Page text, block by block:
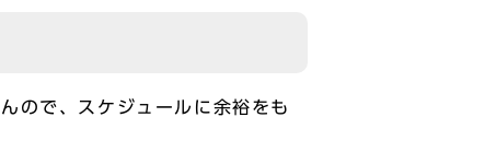
ので、スケジュールに余裕をも